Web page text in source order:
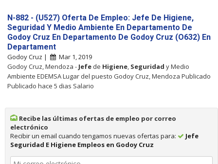
N-882 - (U527) Oferta De Empleo: Jefe De Higiene,
Seguridad Y Medio Ambiente En Departamento De
Godoy Cruz En Departamento De Godoy Cruz (O632) En
Departament
Godoy Cruz |
Mar 1, 2019
Godoy Cruz, Mendoza - Jefe de Higiene Seguridad y Medio
Ambiente EDEMSA Lugar del puesto Godoy Cruz, Mendoza Publicado
Publicado hace 5 dias Salario
Recibe las últimas ofertas de empleo por correo
electrónico
Recibir un email cuando tengamos nuevas ofertas para:
Jefe
Seguridad E Higiene Empleos en Godoy Cruz